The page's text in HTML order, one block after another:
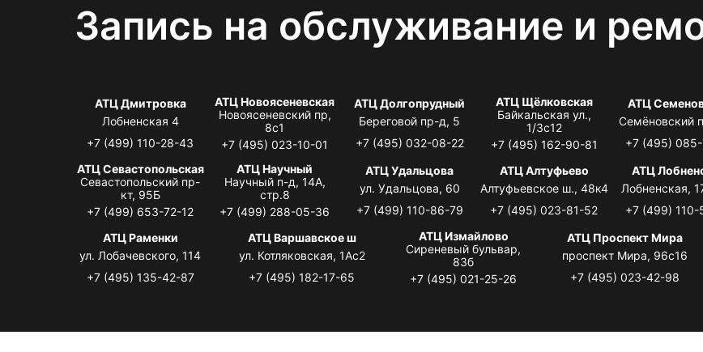
Запись на обслуживание и
АТЦ Дмитровка
Лобненская 4
+7 (499) 110-28-43
АТЦ Новоясеневская
Новоясеневский пр,
8с1
+7 (495) 023-10-01
АТЦ Долгопрудный
Береговой пр-д, 5
+7 (495) 032-08-22
АТЦ Щёлковская
Байкальская ул.,
1/3с12
+7 (495) 162-90-81
АТЦ
Семёновский
+7 (495) 085-
АТЦ Севастопольская
Севастопольский пр-
кт, 95Б
+7 (499) 653-72-12
АТЦ Научный
Научный п-д, 14А,
стр.8
+7 (499) 288-05-36
АТЦ Удальцова
ул. Удальцова, 60
+7 (499) 110-86-79
АТЦ Алтуфьево
Алтуфьевское ш., 48к4
+7 (495) 023-81-52
АТЦ
Лобненская,
+7 (499)
АТЦ Раменки
ул. Лобачевского, 114
+7 (495) 135-42-87
АТЦ Варшавское ш
ул. Котляковская, 1Ас2
+7 (495) 182-17-65
АТЦ Измайлово
Сиреневый бульвар,
83б
+7 (495) 021-25-26
АТЦ Проспект Мира
проспект Мира, 96с16
+7 (495) 023-42-98